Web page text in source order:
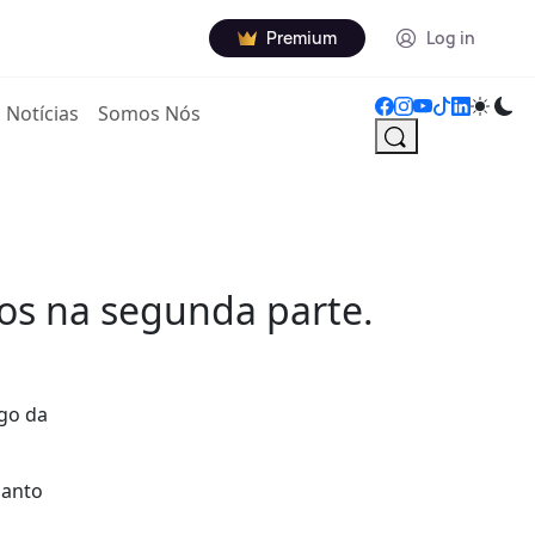
Premium Log in
Notícias Somos Nós
na segunda parte.
da